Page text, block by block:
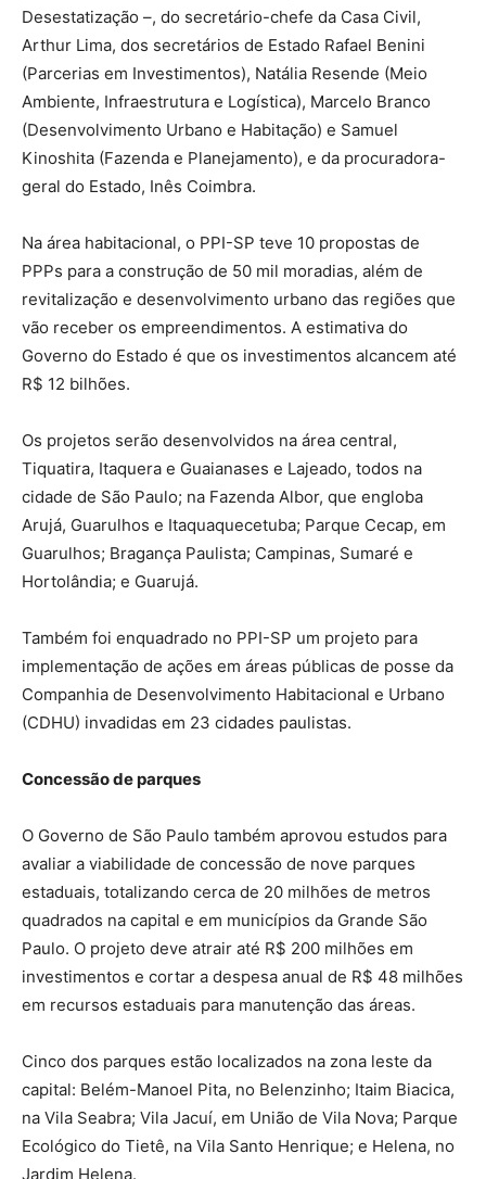
Desestatização –, do secretário-chefe da Casa Civil,
Arthur Lima, dos secretários de Estado Rafael Benini
(Parcerias em Investimentos), Natália Resende (Meio
Ambiente, Infraestrutura e Logística), Marcelo Branco
(Desenvolvimento Urbano e Habitação) e Samuel
Kinoshita (Fazenda e Planejamento), e da procuradora-
geral do Estado, Inês Coimbra.
Na área habitacional, o PPI-SP teve 10 propostas de
PPPs para a construção de 50 mil moradias, além de
revitalização e desenvolvimento urbano das regiões que
vão receber os empreendimentos. A estimativa do
Governo do Estado é que os investimentos alcancem até
R$ 12 bilhões.
Os projetos serão desenvolvidos na área central,
Tiquatira, Itaquera e Guaianases e Lajeado, todos na
cidade de São Paulo; na Fazenda Albor, que engloba
Arujá, Guarulhos e Itaquaquecetuba; Parque Cecap, em
Guarulhos; Bragança Paulista; Campinas, Sumaré e
Hortolândia; e Guarujá.
Também foi enquadrado no PPI-SP um projeto para
implementação de ações em áreas públicas de posse da
Companhia de Desenvolvimento Habitacional e Urbano
(CDHU) invadidas em 23 cidades paulistas.
Concessão de parques
O Governo de São Paulo também aprovou estudos para
avaliar a viabilidade de concessão de nove parques
estaduais, totalizando cerca de 20 milhões de metros
quadrados na capital e em municípios da Grande São
Paulo. O projeto deve atrair até R$ 200 milhões em
investimentos e cortar a despesa anual de R$ 48 milhões
em recursos estaduais para manutenção das áreas.
Cinco dos parques estão localizados na zona leste da
capital: Belém-Manoel Pita, no Belenzinho; Itaim Biacica,
na Vila Seabra; Vila Jacuí, em União de Vila Nova; Parque
Ecológico do Tietê, na Vila Santo Henrique; e Helena, no
Jardim Helena.